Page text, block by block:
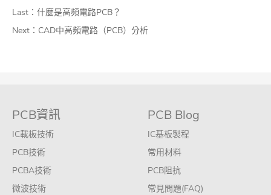
Last： 什麼是高頻電路PCB？
Next： CAD中高頻電路（PCB）分析
PCB資訊
IC載板技術
PCB技術
PCBA技術
微波技術
PCB Blog
IC基板製程
常用材料
PCB阻抗
常見問題(FAQ)